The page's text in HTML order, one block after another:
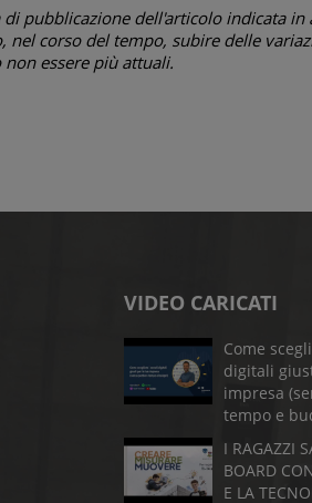
di pubblicazione dell'articolo indicata
corso del tempo, subire delle
essere più attuali.
VIDEO CARICATI
Come
digitali
impresa
tempo e
I RAGAZZI
BOARD
E LA